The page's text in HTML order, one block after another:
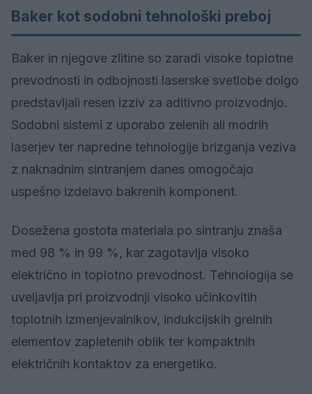
Baker kot sodobni tehnološki preboj
Baker in njegove zlitine so zaradi visoke toplotne
prevodnosti in odbojnosti laserske svetlobe dolgo
predstavljali resen izziv za aditivno proizvodnjo.
Sodobni sistemi z uporabo zelenih ali modrih
laserjev ter napredne tehnologije brizganja veziva
z naknadnim sintranjem danes omogočajo
uspešno izdelavo bakrenih komponent.
Dosežena gostota materiala po sintranju znaša
med 98 % in 99 %, kar zagotavlja visoko
električno in toplotno prevodnost. Tehnologija se
uveljavlja pri proizvodnji visoko učinkovitih
toplotnih izmenjevalnikov, indukcijskih grelnih
elementov zapletenih oblik ter kompaktnih
električnih kontaktov za energetiko.